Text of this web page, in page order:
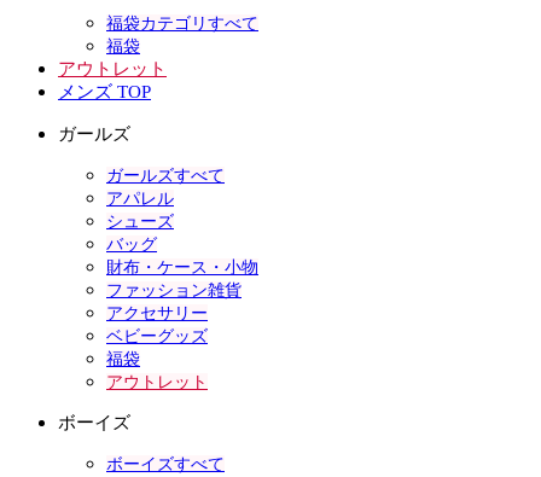
福袋カテゴリすべて
福袋
アウトレット
メンズ TOP
ガールズ
ガールズすべて
アパレル
シューズ
バッグ
財布・ケース・小物
ファッション雑貨
アクセサリー
ベビーグッズ
福袋
アウトレット
ボーイズ
ボーイズすべて